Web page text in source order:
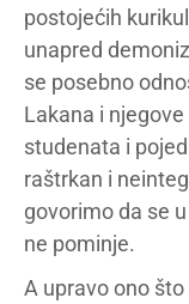
postojećih
unapred
se posebno
Lakana i
studenata i
raštrkan i
govorimo da se
ne pominje.
A upravo ono